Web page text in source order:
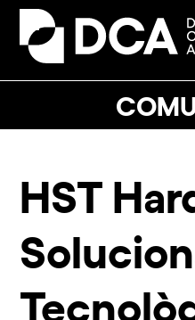
Skip
content
Open
mobile
Close
mobile
HST